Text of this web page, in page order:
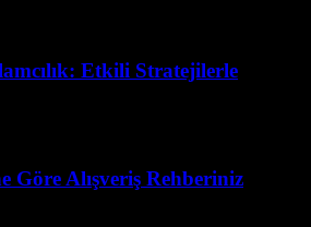
Etkili Stratejilerle
Göre Alışveriş Rehberiniz